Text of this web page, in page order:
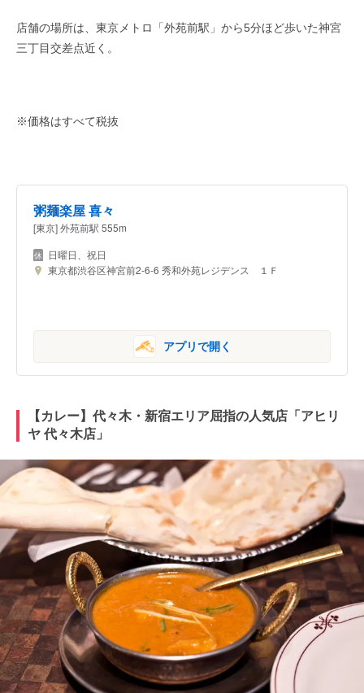
店舗の場所は、東京メトロ「外苑前駅」から5分ほど歩いた神宮
三丁目交差点近く。
※価格はすべて税抜
粥麺楽屋 喜々
[東京] 外苑前駅 555m
日曜日、祝日
東京都渋谷区神宮前2-6-6 秀和外苑レジデンス １Ｆ
アプリで開く
【カレー】代々木・新宿エリア屈指の人気店「アヒリ
ヤ 代々木店」